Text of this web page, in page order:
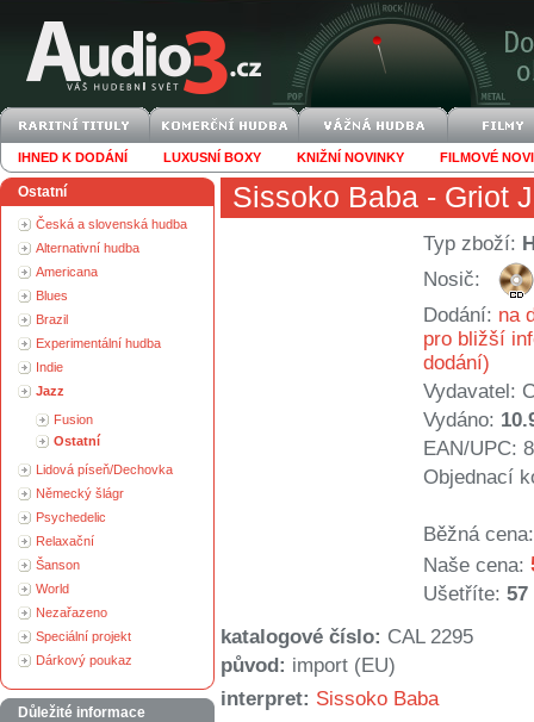
IHNED K DODÁNÍ LUXUSNÍ BOXY KNIŽNÍ NOVINKY FILMOVÉ
Ostatní
Česká a slovenská hudba
Alternativní hudba
Americana
Blues
Brazil
Experimentální hudba
Indie
Jazz
Fusion
Ostatní
Lidová píseň/Dechovka
Německý šlágr
Psychedelic
Relaxační
Šanson
World
Nezařazeno
Speciální projekt
Dárkový poukaz
Důležité informace
Sissoko Baba - Griot
Typ zboží:
Nosič:
Dodání: na
pro bližší
dodání)
Vydavatel:
Vydáno:
EAN/UPC:
Objednací
Běžná cena:
Naše cena:
Ušetříte: 57
katalogové číslo: CAL 2295
původ: import (EU)
interpret: Sissoko Baba